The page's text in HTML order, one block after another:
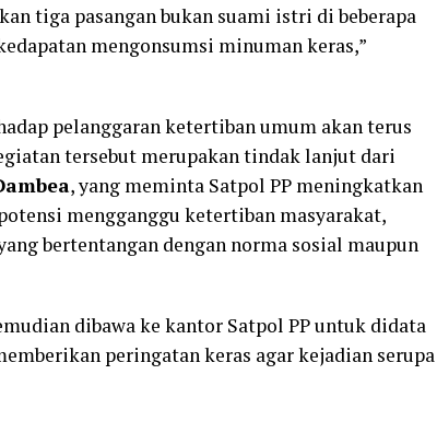
tiga pasangan bukan suami istri di beberapa
mengonsumsi minuman keras,”
pelanggaran ketertiban umum akan terus
tersebut merupakan tindak lanjut dari
, yang meminta Satpol PP meningkatkan
mengganggu ketertiban masyarakat,
bertentangan dengan norma sosial maupun
dibawa ke kantor Satpol PP untuk didata
peringatan keras agar kejadian serupa